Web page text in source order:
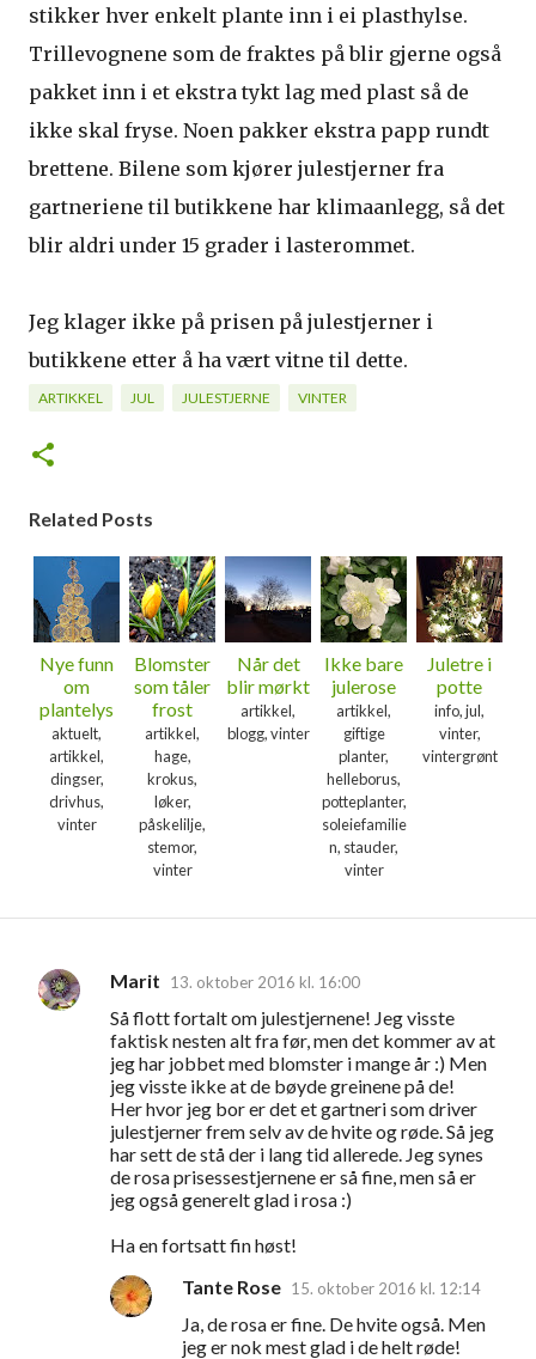
stikker hver enkelt plante inn i ei plasthylse.
Trillevognene som de fraktes på blir gjerne også
pakket inn i et ekstra tykt lag med plast så de
ikke skal fryse. Noen pakker ekstra papp rundt
brettene. Bilene som kjører julestjerner fra
gartneriene til butikkene har klimaanlegg, så det
blir aldri under 15 grader i lasterommet.
Jeg klager ikke på prisen på julestjerner i
butikkene etter å ha vært vitne til dette.
ARTIKKEL JUL JULESTJERNE VINTER
Related Posts
Nye funn
om
plantelys
aktuelt,
artikkel,
dingser,
drivhus,
vinter
Blomster
som tåler
frost
artikkel,
hage,
krokus,
løker,
påskelilje,
stemor,
vinter
Når det
blir mørkt
artikkel,
blogg, vinter
Ikke bare
julerose
artikkel,
giftige
planter,
helleborus,
potteplanter,
soleiefamilie
n, stauder,
vinter
Juletre i
potte
info, jul,
vinter,
vintergrønt
K
Marit 13. oktober 2016 kl. 16:00
Så flott fortalt om julestjernene! Jeg visste
faktisk nesten alt fra før, men det kommer av at
jeg har jobbet med blomster i mange år :) Men
jeg visste ikke at de bøyde greinene på de!
Her hvor jeg bor er det et gartneri som driver
julestjerner frem selv av de hvite og røde. Så jeg
har sett de stå der i lang tid allerede. Jeg synes
de rosa prisessestjernene er så fine, men så er
jeg også generelt glad i rosa :)
Ha en fortsatt fin høst!
Tante Rose 15. oktober 2016 kl. 12:14
Ja, de rosa er fine. De hvite også. Men
jeg er nok mest glad i de helt røde!